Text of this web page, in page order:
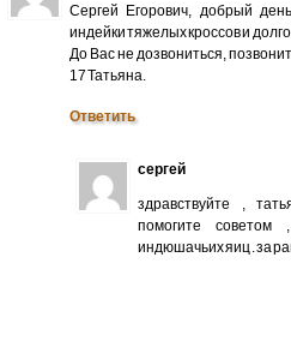
Сергей Егорович, добрый
индейки тяжелых кроссов и
До Вас не дозвониться,
17 Татьяна.
Ответить
сергей
здравствуйте ,
помогите
индюшачьих яиц . за